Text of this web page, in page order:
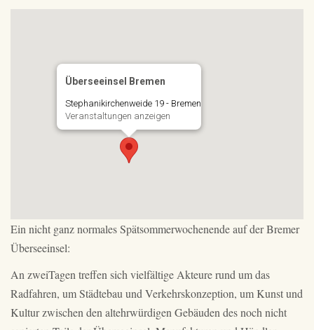
Überseeinsel Bremen
Stephanikirchenweide 19 - Bremen
Veranstaltungen anzeigen
Ein nicht ganz normales Spätsommerwochenende auf der Bremer
Überseeinsel:
An zweiTagen treffen sich vielfältige Akteure rund um das
Radfahren, um Städtebau und Verkehrskonzeption, um Kunst und
Kultur zwischen den altehrwürdigen Gebäuden des noch nicht